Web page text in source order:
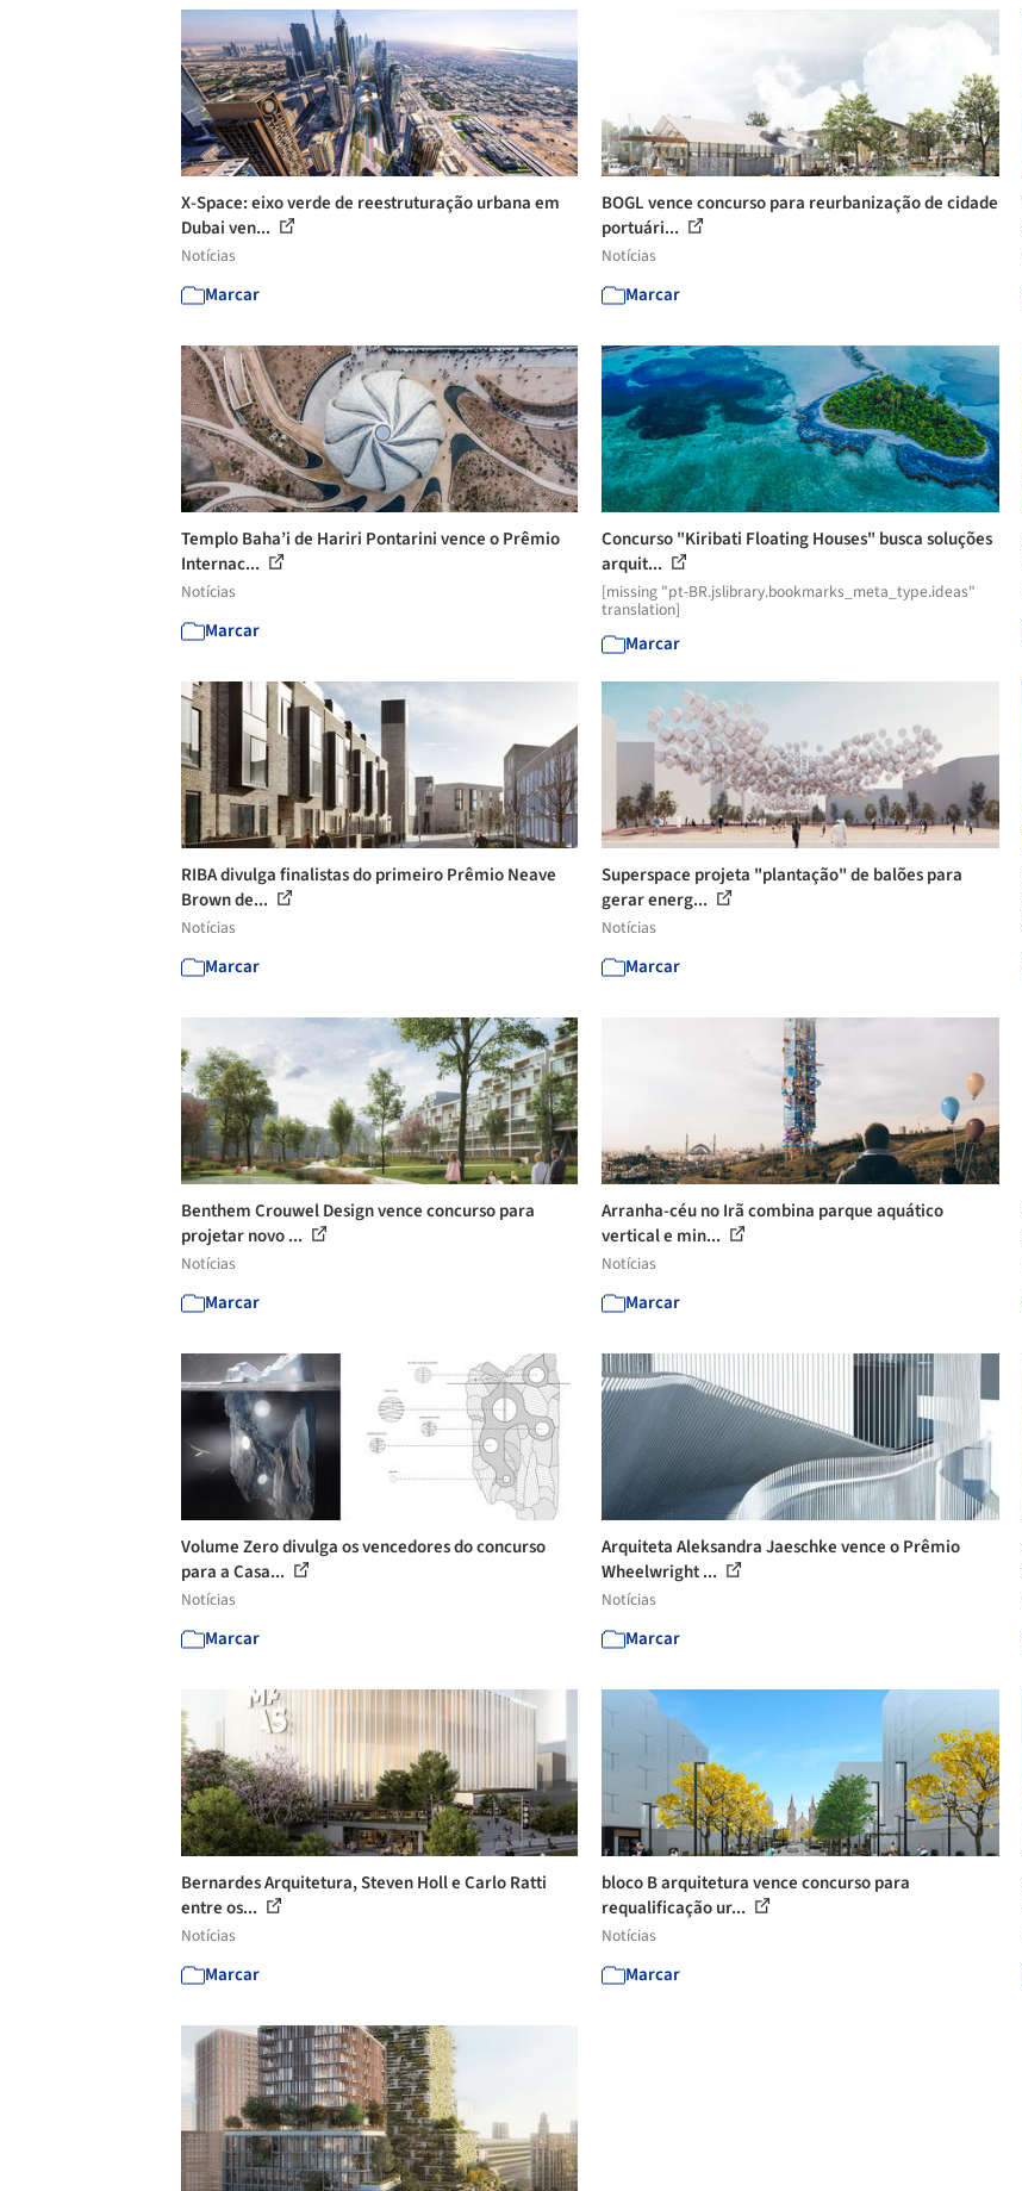
X-Space: eixo verde de reestruturação urbana em
Dubai ven...
Notícias
Marcar
BOGL vence concurso para reurbanização de cidade
portuári...
Notícias
Marcar
Templo Baha’i de Hariri Pontarini vence o Prêmio
Internac...
Notícias
Marcar
Concurso "Kiribati Floating Houses" busca soluções
arquit...
[missing "pt-BR.jslibrary.bookmarks_meta_type.ideas"
translation]
Marcar
RIBA divulga finalistas do primeiro Prêmio Neave
Brown de...
Notícias
Marcar
Superspace projeta "plantação" de balões para
gerar energ...
Notícias
Marcar
Benthem Crouwel Design vence concurso para
projetar novo ...
Notícias
Marcar
Arranha-céu no Irã combina parque aquático
vertical e min...
Notícias
Marcar
Volume Zero divulga os vencedores do concurso
para a Casa...
Notícias
Marcar
Arquiteta Aleksandra Jaeschke vence o Prêmio
Wheelwright ...
Notícias
Marcar
Bernardes Arquitetura, Steven Holl e Carlo Ratti
entre os...
Notícias
Marcar
bloco B arquitetura vence concurso para
requalificação ur...
Notícias
Marcar